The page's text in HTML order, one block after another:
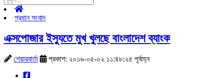
প্রধান সংবাদ
এক্সপোজার ইস্যুতে মুখ খুলছে বাংলাদেশ ব্যাংক
শেয়ারবার্তা প্রকাশ: ২০১৬-০৫-০২ ১১:৪৮:২৫ পূর্বাহ্ন